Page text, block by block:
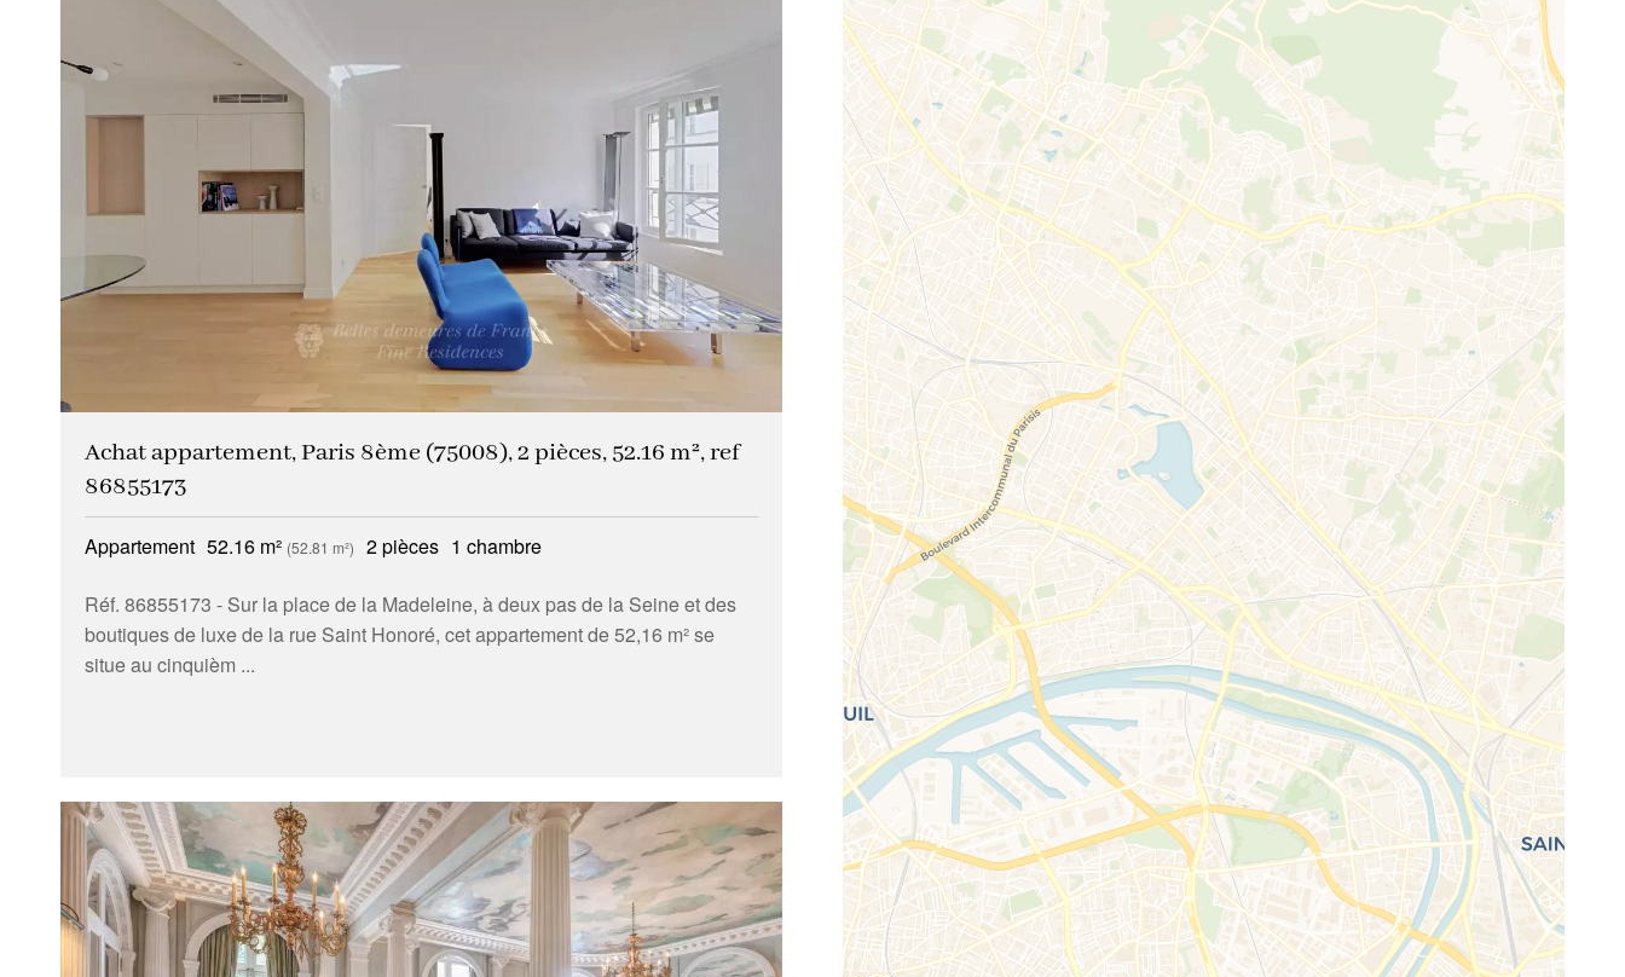
Achat appartement, Paris 8ème (75008), 2 pièces, 52.16 m², ref
86855173
Appartement 52.16 m² (52.81 m²) 2 pièces 1 chambre
Réf. 86855173 - Sur la place de la Madeleine, à deux pas de la Seine et des
boutiques de luxe de la rue Saint Honoré, cet appartement de 52,16 m² se
situe au cinquièm ...